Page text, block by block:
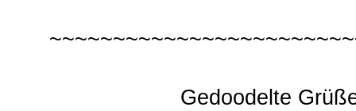
Gedoodelte